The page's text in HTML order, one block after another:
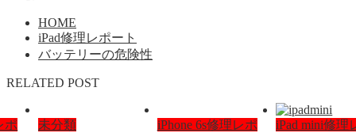
HOME
iPad修理レポート
バッテリーの危険性
RELATED POST
ポ 未分類
iPhone 6s修理レポ
iPad mini修理